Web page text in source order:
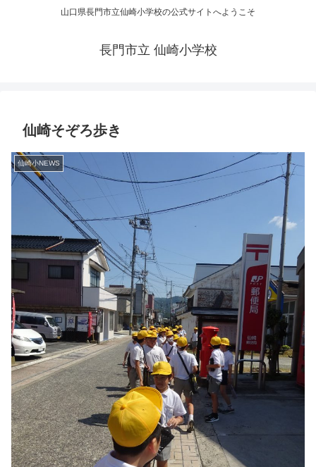
山口県長門市立仙崎小学校の公式サイトへようこそ
長門市立 仙崎小学校
仙崎そぞろ歩き
仙崎小NEWS